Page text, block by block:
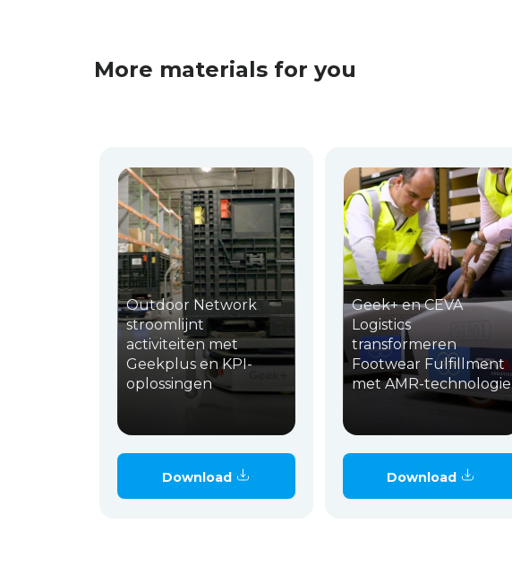
More materials for you
Outdoor Network
stroomlijnt
activiteiten met
Geekplus en KPI-
oplossingen
Download
Geek+ en CEVA
Logistics
transformeren
Footwear Fulfillment
met AMR-technologie
Download